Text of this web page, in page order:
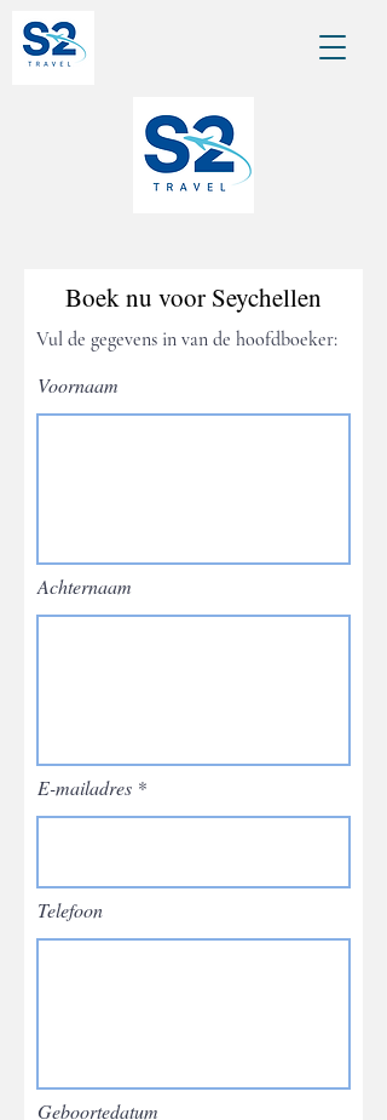
Boek nu voor Seychellen
Vul de gegevens in van de hoofdboeker:
Voornaam
Achternaam
E-mailadres
Telefoon
Geboortedatum